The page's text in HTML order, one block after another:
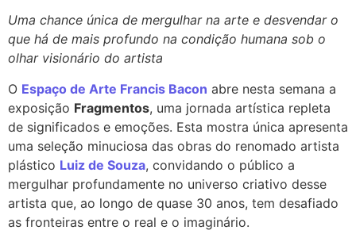
Uma chance única de mergulhar na arte e desvendar o
que há de mais profundo na condição humana sob o
olhar visionário do artista
O Espaço de Arte Francis Bacon abre nesta semana a
exposição Fragmentos, uma jornada artística repleta
de significados e emoções. Esta mostra única apresenta
uma seleção minuciosa das obras do renomado artista
plástico Luiz de Souza, convidando o público a
mergulhar profundamente no universo criativo desse
artista que, ao longo de quase 30 anos, tem desafiado
as fronteiras entre o real e o imaginário.